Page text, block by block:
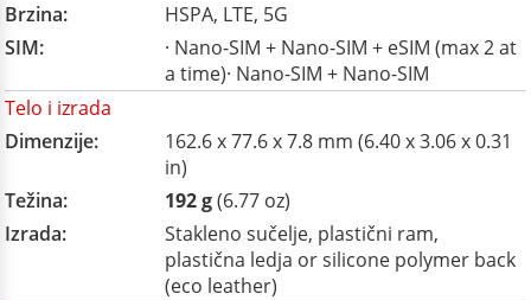
Brzina:
HSPA, LTE, 5G
SIM:
· Nano-SIM + Nano-SIM + eSIM (max 2 at
a time)· Nano-SIM + Nano-SIM
Telo i izrada
Dimenzije:
162.6 x 77.6 x 7.8 mm (6.40 x 3.06 x 0.31
in)
Težina:
192 g(6.77 oz)
Izrada:
Stakleno sučelje, plastični ram,
plastična ledja or silicone polymer back
(eco leather)